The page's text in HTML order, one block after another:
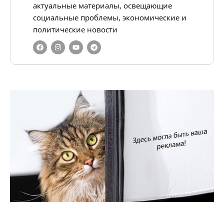
актуальные материалы, освещающие
социальные проблемы, экономические и
политические новости